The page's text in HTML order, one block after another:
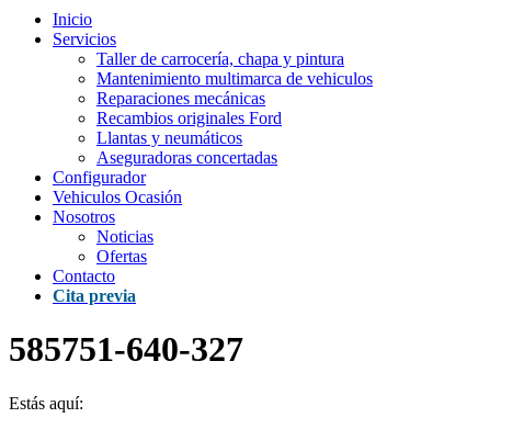
Inicio
Servicios
Taller de carrocería, chapa y pintura
Mantenimiento multimarca de vehiculos
Reparaciones mecánicas
Recambios originales Ford
Llantas y neumáticos
Aseguradoras concertadas
Configurador
Vehiculos Ocasión
Nosotros
Noticias
Ofertas
Contacto
Cita previa
585751-640-327
Estás aquí: